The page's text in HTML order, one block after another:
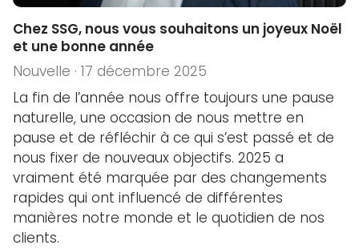
Chez SSG, nous vous souhaitons un joyeux Noël
et une bonne année
Nouvelle · 17 décembre 2025
La fin de l’année nous offre toujours une pause
naturelle, une occasion de nous mettre en
pause et de réfléchir à ce qui s’est passé et de
nous fixer de nouveaux objectifs. 2025 a
vraiment été marquée par des changements
rapides qui ont influencé de différentes
manières notre monde et le quotidien de nos
clients.